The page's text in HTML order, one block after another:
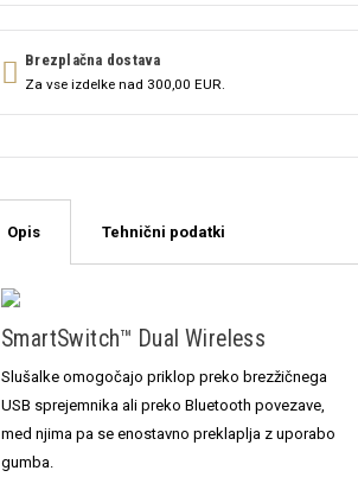
Brezplačna dostava
Za vse izdelke nad 300,00 EUR.
Opis Tehnični podatki
SmartSwitch™ Dual Wireless
Slušalke omogočajo priklop preko brezžičnega
USB sprejemnika ali preko Bluetooth povezave,
med njima pa se enostavno preklaplja z uporabo
gumba.